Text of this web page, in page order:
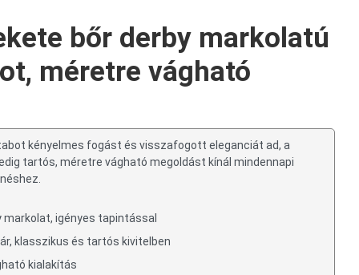
bőr derby markolatú
méretre vágható
kényelmes fogást és visszafogott eleganciát ad, a
tartós, méretre vágható megoldást kínál mindennapi
igényes tapintással
klasszikus és tartós kivitelben
kialakítás